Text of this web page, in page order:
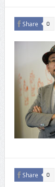
Share 0
Share 0